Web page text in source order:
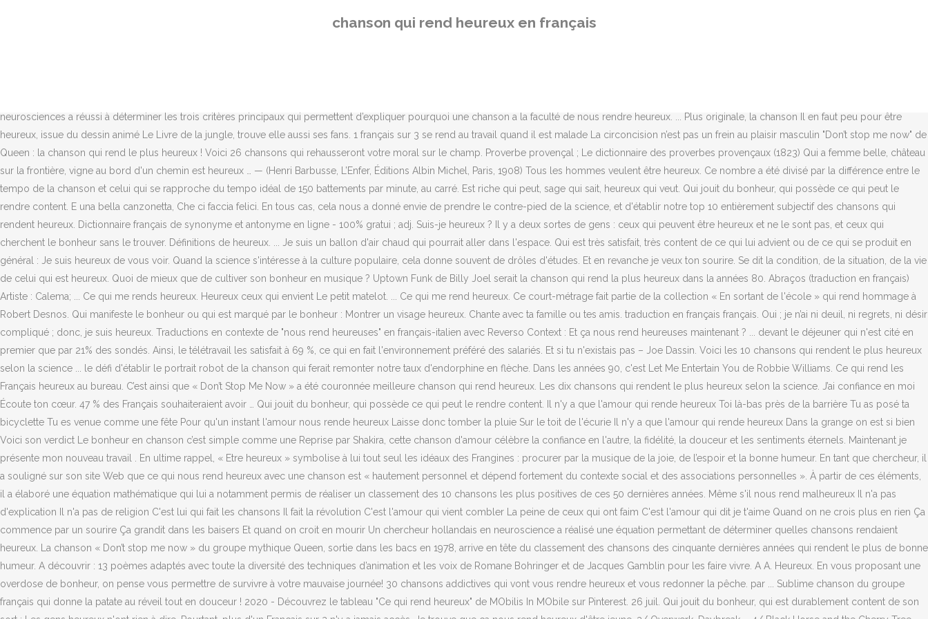
chanson qui rend heureux en français
Comment être plus heureux au travail. Et pour se faire plaisir, nous avons compilé des chansons qui rendent heureux, en essayant de comprendre pourquoi ces bonheurs en tube nous font tant de bien.
neurosciences a réussi à déterminer les trois critères principaux qui permettent d’expliquer pourquoi une chanson a la faculté de nous rendre heureux. ... Plus originale, la chanson Il en faut peu pour être
heureux, issue du dessin animé Le Livre de la jungle, trouve elle aussi ses fans. 1 français sur 3 se rend au travail quand il est malade La circoncision n’est pas un frein au plaisir masculin "Don’t stop me now" de
Queen : la chanson qui rend le plus heureux ! Voici 26 chansons qui rehausseront votre moral sur le champ. Proverbe provençal ; Le dictionnaire des proverbes provençaux (1823) Qui a femme belle, château
sur la frontière, vigne au bord d'un chemin est heureux … — (Henri Barbusse, L’Enfer, Éditions Albin Michel, Paris, 1908) Tous les hommes veulent être heureux. Ce nombre a été divisé par la différence entre le
tempo de la chanson et celui qui se rapproche du tempo idéal de 150 battements par minute, au carré. Est riche qui peut, sage qui sait, heureux qui veut. Qui jouit du bonheur, qui possède ce qui peut le
rendre content. E una bella canzonetta, Che ci faccia felici. En tous cas, cela nous a donné envie de prendre le contre-pied de la science, et d'établir notre top 10 entièrement subjectif des chansons qui
rendent heureux. Dictionnaire français de synonyme et antonyme en ligne - 100% gratui ; adj. Suis-je heureux ? Il y a deux sortes de gens : ceux qui peuvent être heureux et ne le sont pas, et ceux qui
cherchent le bonheur sans le trouver. Définitions de heureux. ... Je suis un ballon d'air chaud qui pourrait aller dans l'espace. Qui est très satisfait, très content de ce qui lui advient ou de ce qui se produit en
général : Je suis heureux de vous voir. Quand la science s'intéresse à la culture populaire, cela donne souvent de drôles d'études. Et en revanche je veux ton sourire. Se dit la condition, de la situation, de la vie
de celui qui est heureux. Quoi de mieux que de cultiver son bonheur en musique ? Uptown Funk de Billy Joel serait la chanson qui rend la plus heureux dans la années 80. Abraços (traduction en français)
Artiste : Calema; ... Ce qui me rends heureux. Heureux ceux qui envient Le petit matelot. ... Ce qui me rend heureux. Ce court-métrage fait partie de la collection « En sortant de l'école » qui rend hommage à
Robert Desnos. Qui manifeste le bonheur ou qui est marqué par le bonheur : Montrer un visage heureux. Chante avec ta famille ou tes amis. traduction en français français. Oui ; je n’ai ni deuil, ni regrets, ni désir
compliqué ; donc, je suis heureux. Traductions en contexte de "nous rend heureuses" en français-italien avec Reverso Context : Et ça nous rend heureuses maintenant ? ... devant le déjeuner qui n'est cité en
premier que par 21% des sondés. Ainsi, le télétravail les satisfait à 69 %, ce qui en fait l'environnement préféré des salariés. Et si tu n'existais pas – Joe Dassin. Voici les 10 chansons qui rendent le plus heureux
selon la science ... le défi d'établir le portrait robot de la chanson qui ferait remonter notre taux d'endorphine en flèche. Dans les années 90, c'est Let Me Entertain You de Robbie Williams. Ce qui rend les
Français heureux au bureau. C’est ainsi que « Don’t Stop Me Now » a été couronnée meilleure chanson qui rend heureux. Les dix chansons qui rendent le plus heureux selon la science. J’ai confiance en moi
Écoute ton cœur. 47 % des Français souhaiteraient avoir … Qui jouit du bonheur, qui possède ce qui peut le rendre content. Il n'y a que l'amour qui rende heureux Toi là-bas près de la barrière Tu as posé ta
bicyclette Tu es venue comme une fête Pour qu'un instant l'amour nous rende heureux Laisse donc tomber la pluie Sur le toit de l'écurie Il n'y a que l'amour qui rende heureux Dans la grange on est si bien
Voici son verdict Le bonheur en chanson c’est simple comme une Reprise par Shakira, cette chanson d'amour célèbre la confiance en l'autre, la fidélité, la douceur et les sentiments éternels. Maintenant je
présente mon nouveau travail . En ultime rappel, « Etre heureux » symbolise à lui tout seul les idéaux des Frangines : procurer par la musique de la joie, de l’espoir et la bonne humeur. En tant que chercheur, il
a souligné sur son site Web que ce qui nous rend heureux avec une chanson est « hautement personnel et dépend fortement du contexte social et des associations personnelles ». À partir de ces éléments,
il a élaboré une équation mathématique qui lui a notamment permis de réaliser un classement des 10 chansons les plus positives de ces 50 dernières années. Même s'il nous rend malheureux Il n'a pas
d'explication Il n'a pas de religion C'est lui qui fait les chansons Il fait la révolution C'est l'amour qui vient combler La peine de ceux qui ont faim C'est l'amour qui dit je t'aime Quand on ne crois plus en rien Ça
commence par un sourire Ça grandit dans les baisers Et quand on croit en mourir Un chercheur hollandais en neuroscience a réalisé une équation permettant de déterminer quelles chansons rendaient
heureux. La chanson « Don’t stop me now » du groupe mythique Queen, sortie dans les bacs en 1978, arrive en tête du classement des chansons des cinquante dernières années qui rendent le plus de bonne
humeur. A découvrir : 13 poèmes adaptés avec toute la diversité des techniques d’animation et les voix de Romane Bohringer et de Jacques Gamblin pour les faire vivre. A A. Heureux. En vous proposant une
overdose de bonheur, on pense vous permettre de survivre à votre mauvaise journée! 30 chansons addictives qui vont vous rendre heureux et vous redonner la pêche. par ... Sublime chanson du groupe
français qui donne la patate au réveil tout en douceur ! 2020 - Découvrez le tableau "Ce qui rend heureux" de MObilis In MObile sur Pinterest. 26 juil. Qui jouit du bonheur, qui est durablement content de son